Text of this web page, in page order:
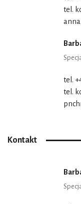
tel.
tel.
tel.
Kontakt